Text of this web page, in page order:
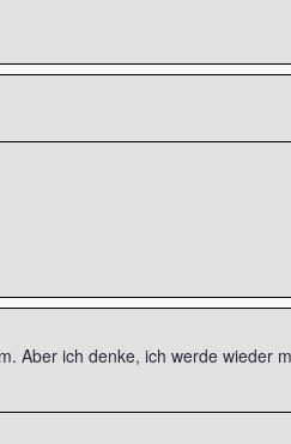
Aber ich denke, ich werde wieder